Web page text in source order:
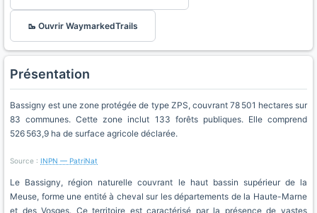
🥾 Ouvrir WaymarkedTrails
Présentation
Bassigny est une zone protégée de type ZPS, couvrant 78 501 hectares sur
83 communes. Cette zone inclut 133 forêts publiques. Elle comprend
526 563,9 ha de surface agricole déclarée.
Source : INPN — PatriNat
Le Bassigny, région naturelle couvrant le haut bassin supérieur de la
Meuse, forme une entité à cheval sur les départements de la Haute-Marne
et des Vosges. Ce territoire est caractérisé par la présence de vastes